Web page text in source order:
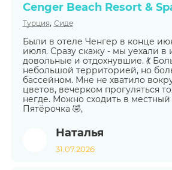
Cenger Beach Resort &
Турция, Сиде
Были в отеле Ченгер в конце
июля. Сразу скажу - мы уехали в
довольные и отдохнувшие. 💃
небольшой территорией, но
бассейном. Мне не хватило
цветов, вечерком прогуляться
негде. Можно сходить в местный
Пятёрочка 🤣,
Наталья
31.07.2026